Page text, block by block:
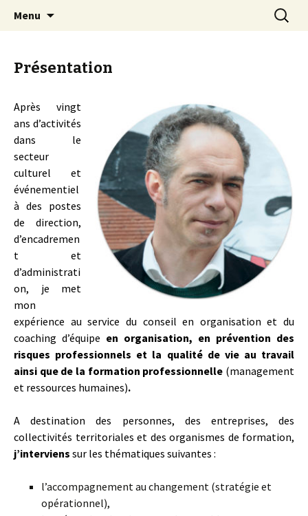
Marc Bouchet coaching et
formations professionnelles
Eclairer et faciliter les talents
Menu
principal
Présentation
Après vingt
ans d’activités
dans le
secteur
culturel et
événementiel
à des postes
de direction,
d’encadremen
t et
d’administrati
on, je met
mon
expérience au service du conseil en organisation et du
coaching d’équipe en organisation, en prévention des
risques professionnels et la qualité de vie au travail
ainsi que de la formation professionnelle (management
et ressources humaines).
A destination des personnes, des entreprises, des
collectivités territoriales et des organismes de formation,
j’interviens sur les thématiques suivantes :
l’accompagnement au changement (stratégie et
opérationnel),